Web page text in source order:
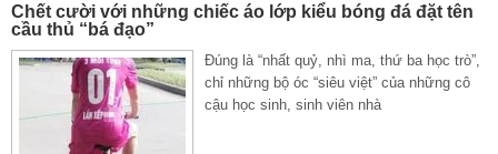
Chết cười với những chiếc áo lớp kiểu bóng đá đặt tên
cầu thủ “bá đạo”
Đúng là “nhất quỷ, nhì ma, thứ ba học trò”,
chỉ những bộ óc “siêu việt” của những cô
cậu học sinh, sinh viên nhà